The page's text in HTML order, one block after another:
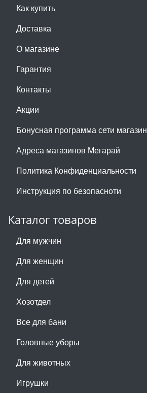
Как купить
Доставка
О магазине
Гарантия
Контакты
Акции
Бонусная программа сети
Адреса магазинов Мегарай
Политика Конфиденциальности
Инструкция по безопасноти
Каталог товаров
Для мужчин
Для женщин
Для детей
Хозотдел
Все для бани
Головные уборы
Для животных
Игрушки